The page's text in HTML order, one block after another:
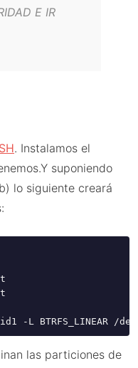
E IR
. Instalamos el
suponiendo
lo siguiente creará
L BTRFS_LINEAR /
las particiones de